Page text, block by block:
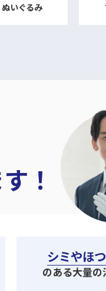
ぬいぐるみ
！
シミやほ
のある大量の